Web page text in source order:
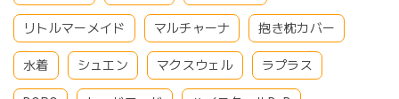
リトルマーメイド マルチャーナ 抱き枕カバー
水着 シュエン マクスウェル ラプラス